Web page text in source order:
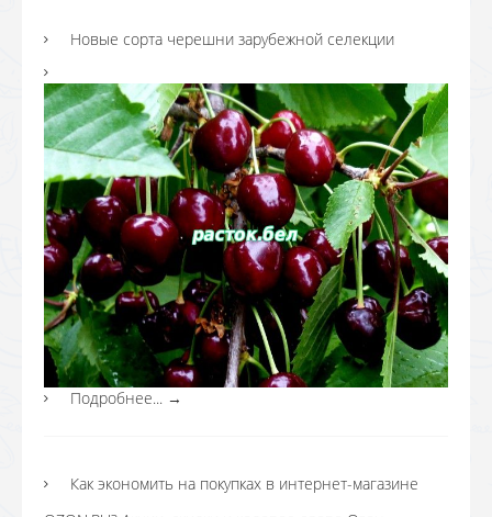
Новые сорта черешни зарубежной селекции
Подробнее... →
Как экономить на покупках в интернет-магазине